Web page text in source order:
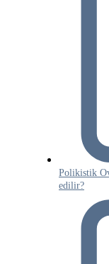
Polikistik
edilir?